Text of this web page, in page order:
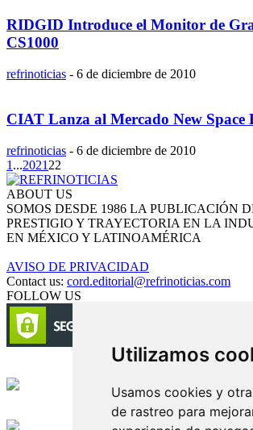
Utilizamos
Usamos cookies y
de rastreo para
RIDGID Introduce el Monitor de
CS1000
refrinoticias - 6 de diciembre de 2010
CIAT Lanza al Mercado New Space
refrinoticias - 6 de diciembre de 2010
1 ...2021 22
ABOUT US
SOMOS DESDE 1986 LA PUBLICACIÓN
PRESTIGIO Y TRAYECTORIA EN LA
EN MÉXICO Y LATINOAMÉRICA
AVISO DE PRIVACIDAD
Contact us: cord.editorial@refrinoticias.com
FOLLOW US